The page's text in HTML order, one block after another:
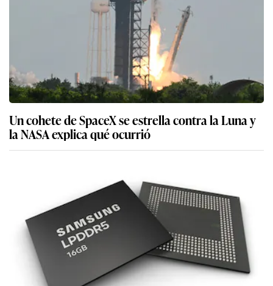
Un cohete de SpaceX se estrella contra la Luna y
la NASA explica qué ocurrió